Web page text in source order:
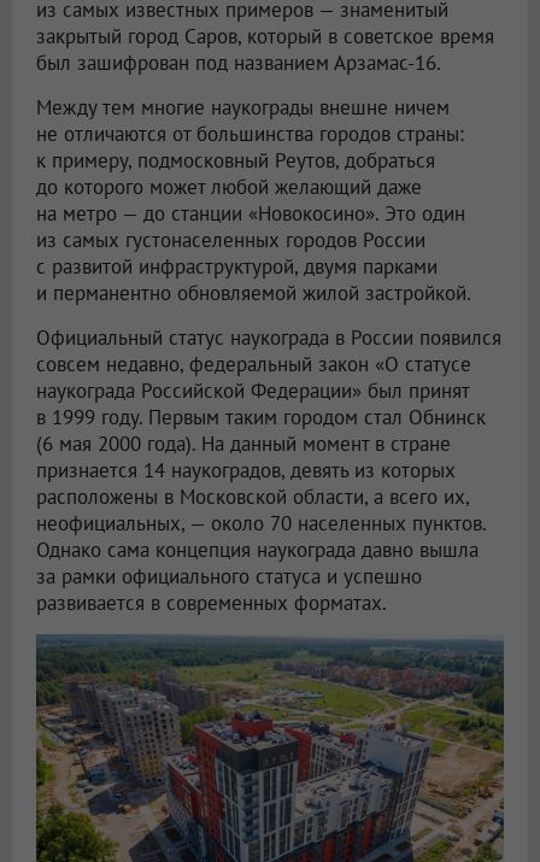
из самых известных примеров — знаменитый
закрытый город Саров, который в советское время
был зашифрован под названием Арзамас-16.
Между тем многие наукограды внешне ничем
не отличаются от большинства городов страны:
к примеру, подмосковный Реутов, добраться
до которого может любой желающий даже
на метро — до станции «Новокосино». Это один
из самых густонаселенных городов России
с развитой инфраструктурой, двумя парками
и перманентно обновляемой жилой застройкой.
Официальный статус наукограда в России появился
совсем недавно, федеральный закон «О статусе
наукограда Российской Федерации» был принят
в 1999 году. Первым таким городом стал Обнинск
(6 мая 2000 года). На данный момент в стране
признается 14 наукоградов, девять из которых
расположены в Московской области, а всего их,
неофициальных, — около 70 населенных пунктов.
Однако сама концепция наукограда давно вышла
за рамки официального статуса и успешно
развивается в современных форматах.